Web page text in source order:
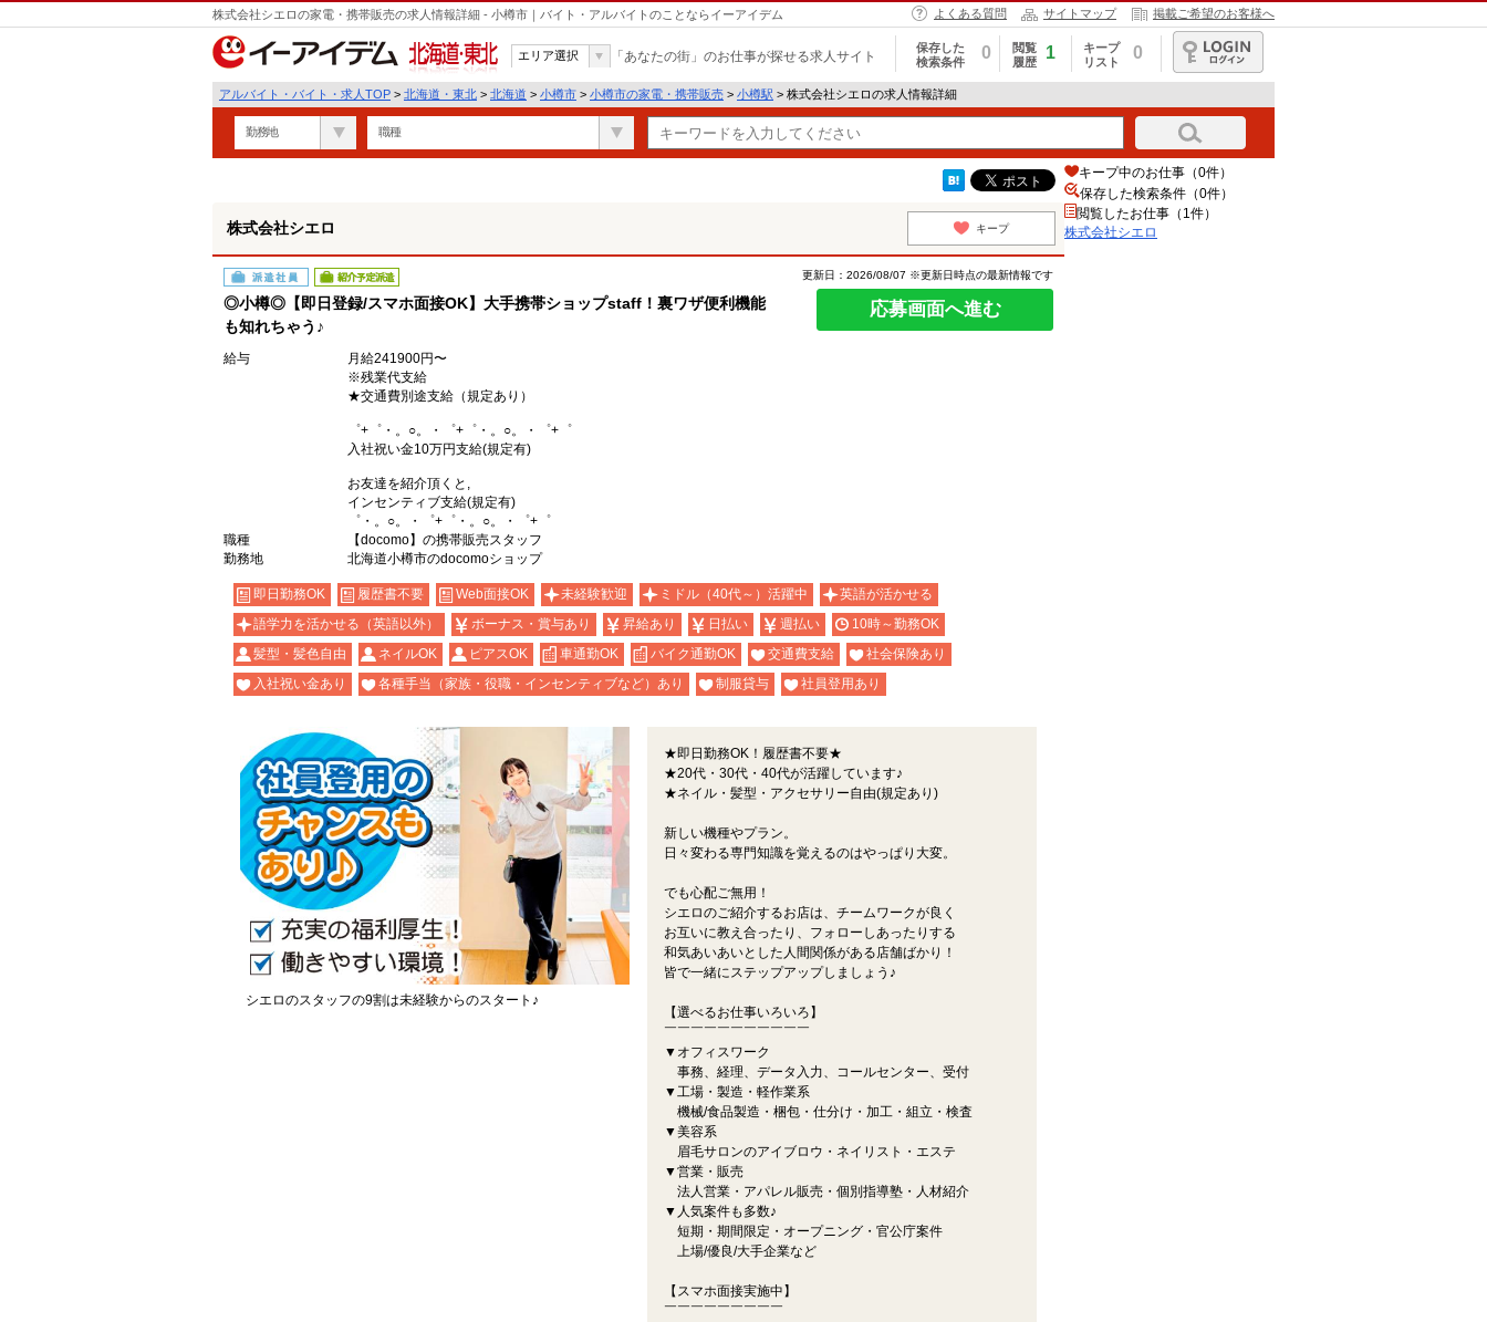
株式会社シエロの家電・携帯販売の求人情報詳細 - 小樽市｜バイト・アルバイトのことならイーアイデム よくある質問 サイトマップ 掲載ご希望のお客様へ
北海道・東北
エリア選択 「あなたの街」のお仕事が探せる求人サイト
保存した
検索条件
0
閲覧
履歴
1
キープ
リスト
0
ログイン
アルバイト・バイト・求人TOP > 北海道・東北 > 北海道 > 小樽市 > 小樽市の家電・携帯販売 > 小樽駅 > 株式会社シエロの求人情報詳細
勤務地 職種
遣
株式会社シエロ キープ
派遣社員 紹介予定派遣
◎小樽◎【即日登録/スマホ面接OK】大手携帯ショップstaff！裏ワザ便利機能
も知れちゃう♪
更新日：2026/08/07 ※更新日時点の最新情報です
応募画面へ進む
給与
月給241900円〜
※残業代支給
★交通費別途支給（規定あり）
゜+゜・。○。・゜+゜・。○。・゜+゜
入社祝い金10万円支給(規定有)
お友達を紹介頂くと,
インセンティブ支給(規定有)
゜・。○。・゜+゜・。○。・゜+゜
職種
【docomo】の携帯販売スタッフ
勤務地
北海道小樽市のdocomoショップ
即日勤務OK 履歴書不要 Web面接OK 未経験歓迎 ミドル（40代～）活躍中
英語が活かせる
語学力を活かせる（英語以外）
ボーナス・賞与あり 昇給あり 日払い 週払い
10時～勤務OK
髪型・髪色自由
ネイルOK ピアスOK 車通勤OK バイク通勤OK 交通費支給
社会保険あり
入社祝い金あり
各種手当（家族・役職・インセンティブなど）あり 制服貸与 社員登用あり
シエロのスタッフの9割は未経験からのスタート♪
★即日勤務OK！履歴書不要★
★20代・30代・40代が活躍しています♪
★ネイル・髪型・アクセサリー自由(規定あり)
新しい機種やプラン。
日々変わる専門知識を覚えるのはやっぱり大変。
でも心配ご無用！
シエロのご紹介するお店は、チームワークが良く
お互いに教え合ったり、フォローしあったりする
和気あいあいとした人間関係がある店舗ばかり！
皆で一緒にステップアップしましょう♪
【選べるお仕事いろいろ】
￣￣￣￣￣￣￣￣￣￣￣
▼オフィスワーク
事務、経理、データ入力、コールセンター、受付
▼工場・製造・軽作業系
機械/食品製造・梱包・仕分け・加工・組立・検査
▼美容系
眉毛サロンのアイブロウ・ネイリスト・エステ
▼営業・販売
法人営業・アパレル販売・個別指導塾・人材紹介
▼人気案件も多数♪
短期・期間限定・オープニング・官公庁案件
上場/優良/大手企業など
【スマホ面接実施中】
￣￣￣￣￣￣￣￣￣
キープ中のお仕事（0件）
保存した検索条件（0件）
閲覧したお仕事（1件）
株式会社シエロ